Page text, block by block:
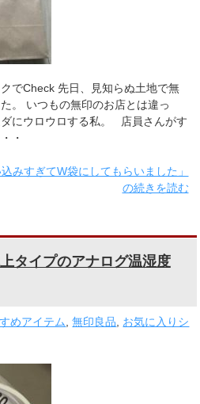
でCheck 先日、見知らぬ土地で無
。 いつもの無印のお店とは違っ
にウロウロする私。 店員さんがす
・
みすぎてW袋にしてもらいました」
の続きを読む
タイプのアナログ温湿度
めアイテム ,無印良品
お気に入りシ